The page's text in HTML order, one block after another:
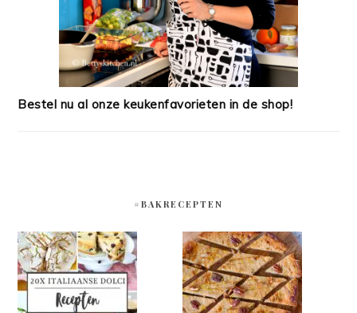
Bestel nu al onze keukenfavorieten in de shop!
#BAKRECEPTEN